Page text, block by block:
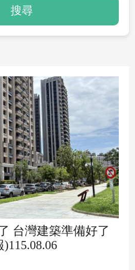
搜尋
台灣建築準備好了